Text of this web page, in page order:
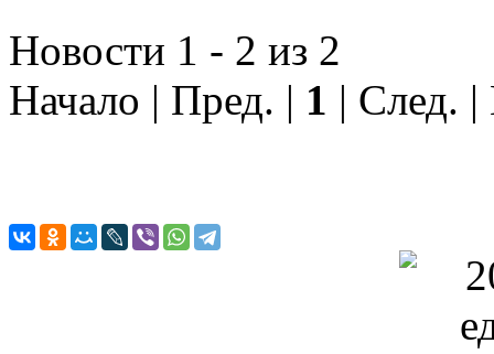
Новости 1 - 2 из 2
Начало | Пред. | 1 | След.